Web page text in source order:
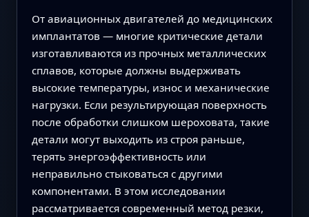
От авиационных двигателей до медицинских
имплантатов — многие критические детали
изготавливаются из прочных металлических
сплавов, которые должны выдерживать
высокие температуры, износ и механические
нагрузки. Если результирующая поверхность
после обработки слишком шероховата, такие
детали могут выходить из строя раньше,
терять энергоэффективность или
неправильно стыковаться с другими
компонентами. В этом исследовании
рассматривается современный метод резки,